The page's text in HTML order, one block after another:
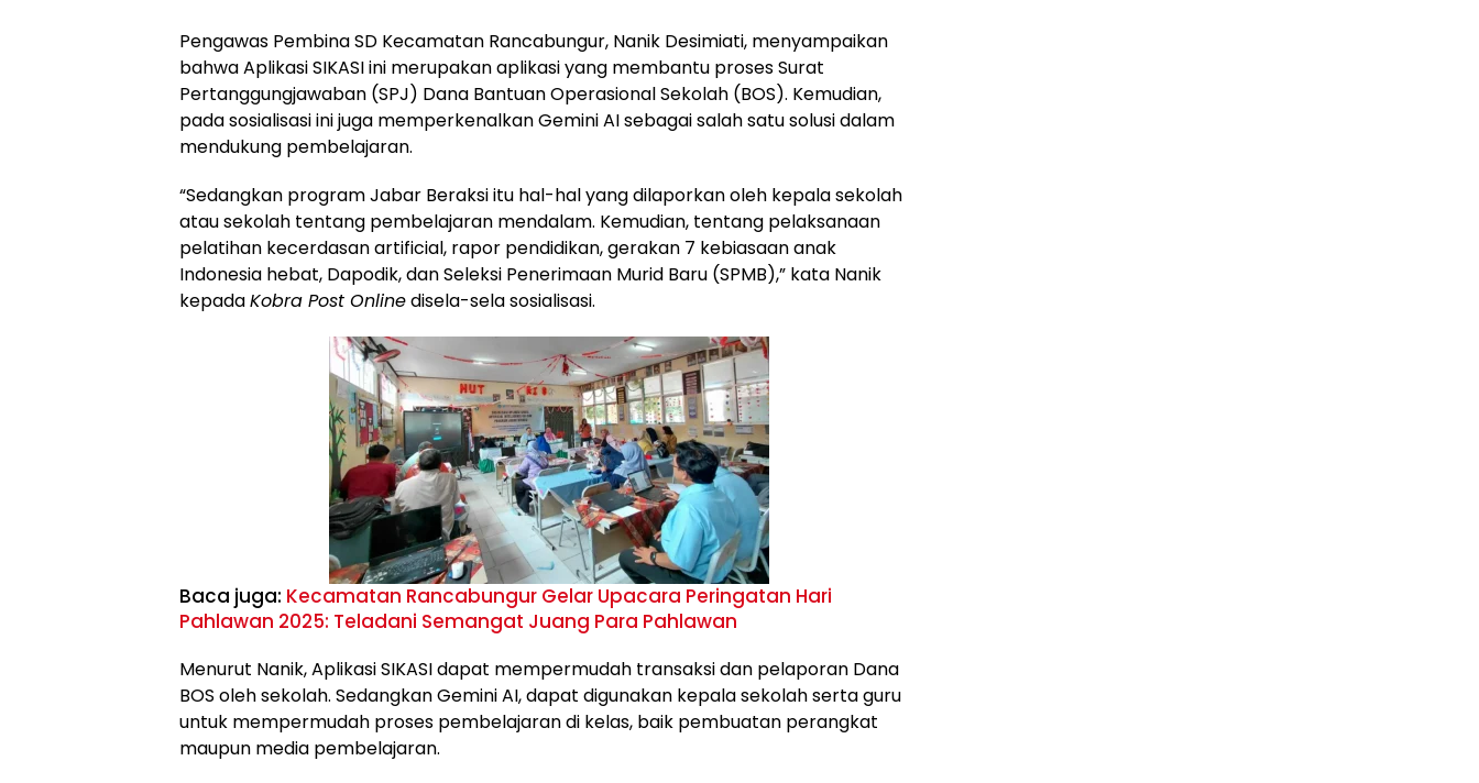
Pengawas Pembina SD Kecamatan Rancabungur, Nanik Desimiati, menyampaikan
bahwa Aplikasi SIKASI ini merupakan aplikasi yang membantu proses Surat
Pertanggungjawaban (SPJ) Dana Bantuan Operasional Sekolah (BOS). Kemudian,
pada sosialisasi ini juga memperkenalkan Gemini AI sebagai salah satu solusi dalam
mendukung pembelajaran.
“Sedangkan program Jabar Beraksi itu hal-hal yang dilaporkan oleh kepala sekolah
atau sekolah tentang pembelajaran mendalam. Kemudian, tentang pelaksanaan
pelatihan kecerdasan artificial, rapor pendidikan, gerakan 7 kebiasaan anak
Indonesia hebat, Dapodik, dan Seleksi Penerimaan Murid Baru (SPMB),” kata Nanik
kepadaKobra Post Onlinedisela-sela sosialisasi.
Baca juga: Kecamatan Rancabungur Gelar Upacara Peringatan Hari
Pahlawan 2025: Teladani Semangat Juang Para Pahlawan
Menurut Nanik, Aplikasi SIKASI dapat mempermudah transaksi dan pelaporan Dana
BOS oleh sekolah. Sedangkan Gemini AI, dapat digunakan kepala sekolah serta guru
untuk mempermudah proses pembelajaran di kelas, baik pembuatan perangkat
maupun media pembelajaran.